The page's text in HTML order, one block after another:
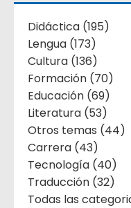
Didáctica (195)
Lengua (173)
Cultura (136)
Formación (70)
Educación (69)
Literatura (53)
Otros temas (44)
Carrera (43)
Tecnología (40)
Traducción (32)
Todas las